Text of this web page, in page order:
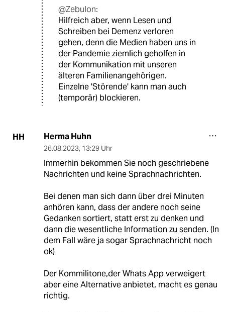
@Zebulon:
Hilfreich aber, wenn Lesen und
Schreiben bei Demenz verloren
gehen, denn die Medien haben uns in
der Pandemie ziemlich geholfen in
der Kommunikation mit unseren
älteren Familienangehörigen.
Einzelne 'Störende' kann man auch
(temporär) blockieren.
HH Herma Huhn
26.08.2023, 13:29 Uhr
Immerhin bekommen Sie noch geschriebene
Nachrichten und keine Sprachnachrichten.
Bei denen man sich dann über drei Minuten
anhören kann, dass der andere noch seine
Gedanken sortiert, statt erst zu denken und
dann die wesentliche Information zu senden. (In
dem Fall wäre ja sogar Sprachnachricht noch
ok)
Der Kommilitone,der Whats App verweigert
aber eine Alternative anbietet, macht es genau
richtig.